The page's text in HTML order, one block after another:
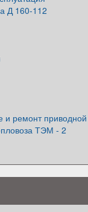
Д 160-112
и ремонт приводной
ТЭМ - 2